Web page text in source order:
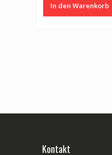
In den Warenkorb
Kontakt